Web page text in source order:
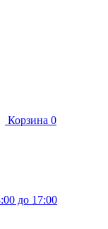
Корзина 0
до 17:00